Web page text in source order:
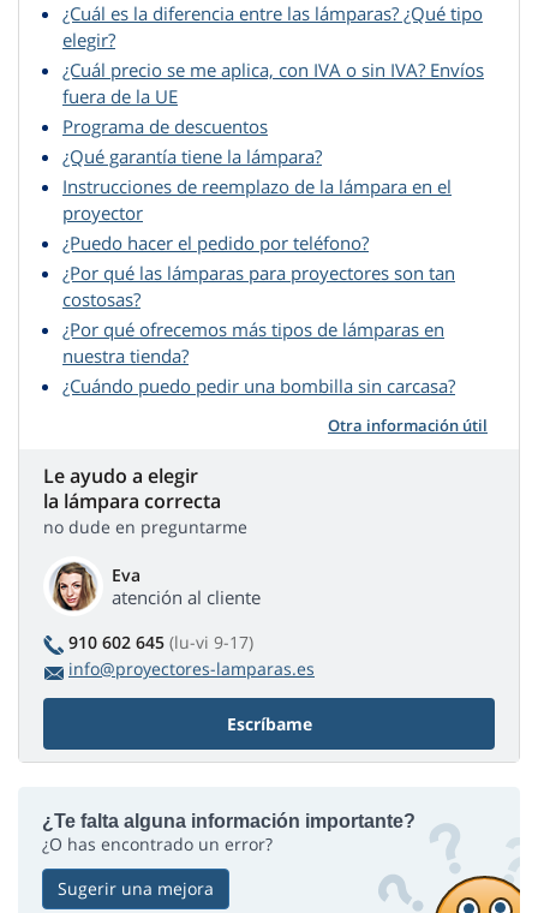
¿Cuál es la diferencia entre las lámparas? ¿Qué tipo
elegir?
¿Cuál precio se me aplica, con IVA o sin IVA? Envíos
fuera de la UE
Programa de descuentos
¿Qué garantía tiene la lámpara?
Instrucciones de reemplazo de la lámpara en el
proyector
¿Puedo hacer el pedido por teléfono?
¿Por qué las lámparas para proyectores son tan
costosas?
¿Por qué ofrecemos más tipos de lámparas en
nuestra tienda?
¿Cuándo puedo pedir una bombilla sin carcasa?
Otra información útil
Le ayudo a elegir
la lámpara correcta
no dude en preguntarme
Eva
atención al cliente
910 602 645 (lu-vi 9-17)
info@proyectores-lamparas.es
Escríbame
¿Te falta alguna información importante?
¿O has encontrado un error?
Sugerir una mejora